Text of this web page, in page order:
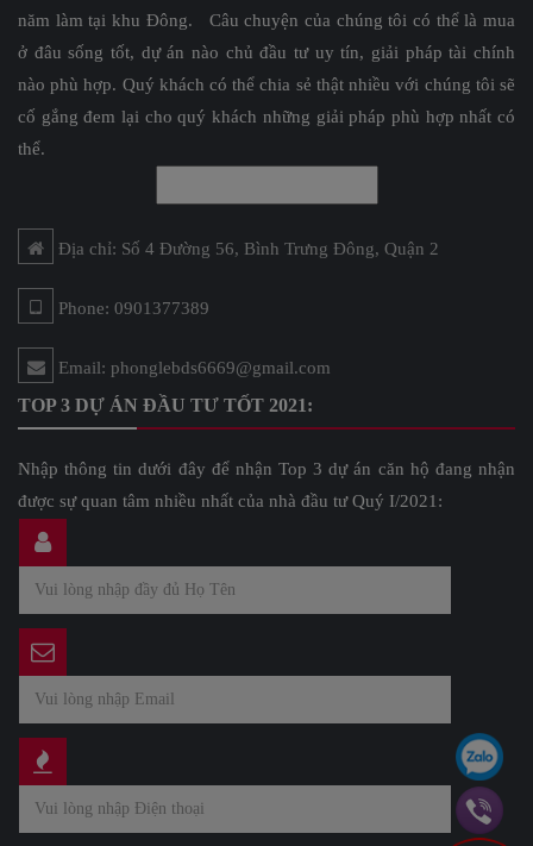
năm làm tại khu Đông. Câu chuyện của chúng tôi có thể là mua
ở đâu sống tốt, dự án nào chủ đầu tư uy tín, giải pháp tài chính
nào phù hợp. Quý khách có thể chia sẻ thật nhiều với chúng tôi sẽ
cố gắng đem lại cho quý khách những giải pháp phù hợp nhất có
thể.
Địa chỉ: Số 4 Đường 56, Bình Trưng Đông, Quận 2
Phone: 0901377389
Email: phonglebds6669@gmail.com
TOP 3 DỰ ÁN ĐẦU TƯ TỐT 2021:
Nhập thông tin dưới đây để nhận Top 3 dự án căn hộ đang nhận
được sự quan tâm nhiều nhất của nhà đầu tư Quý I/2021: